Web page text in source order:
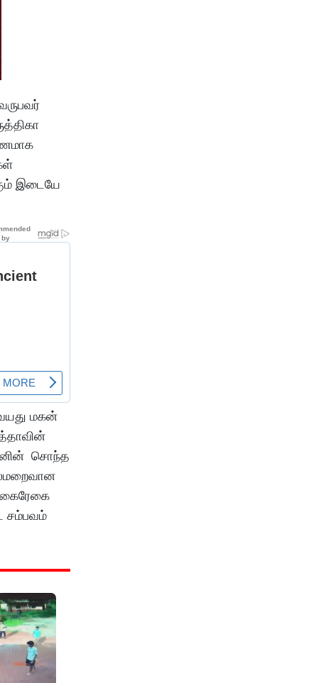
இடையே
மகன்
சொந்த
கைரேகை
சம்பவம்